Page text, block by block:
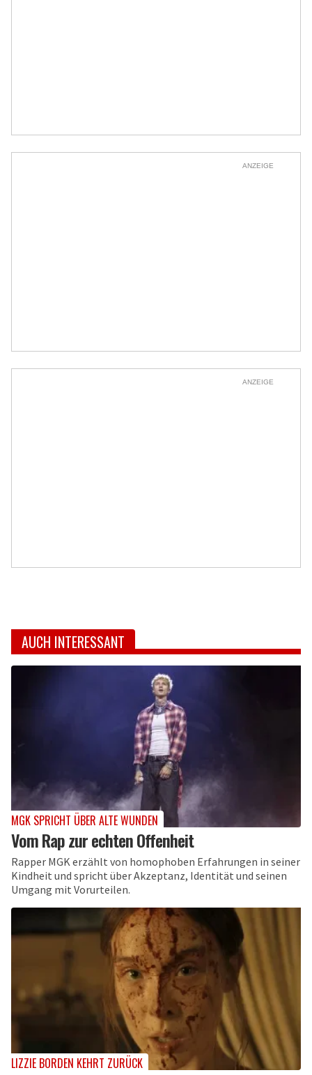
ANZEIGE
ANZEIGE
AUCH INTERESSANT
MGK SPRICHT ÜBER ALTE WUNDEN
Vom Rap zur echten Offenheit
Rapper MGK erzählt von homophoben Erfahrungen in seiner
Kindheit und spricht über Akzeptanz, Identität und seinen
Umgang mit Vorurteilen.
LIZZIE BORDEN KEHRT ZURÜCK